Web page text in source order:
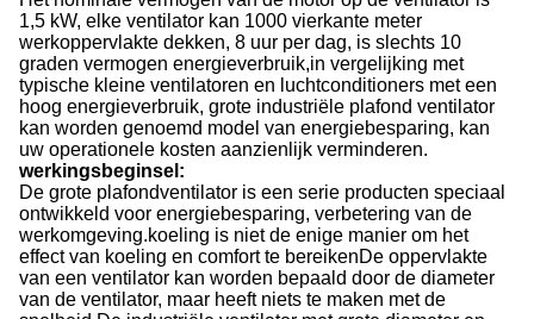
1,5 kW, elke ventilator kan 1000 vierkante meter
werkoppervlakte dekken, 8 uur per dag, is slechts 10
graden vermogen energieverbruik,in vergelijking met
typische kleine ventilatoren en luchtconditioners met een
hoog energieverbruik, grote industriële plafond ventilator
kan worden genoemd model van energiebesparing, kan
uw operationele kosten aanzienlijk verminderen.
werkingsbeginsel :
De grote plafondventilator is een serie producten speciaal
ontwikkeld voor energiebesparing, verbetering van de
werkomgeving.koeling is niet de enige manier om het
effect van koeling en comfort te bereikenDe oppervlakte
van een ventilator kan worden bepaald door de diameter
van de ventilator, maar heeft niets te maken met de